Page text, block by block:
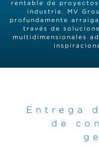
rentable de
industria. MV
profundamente
través de
multidimensionales
Entrega
de